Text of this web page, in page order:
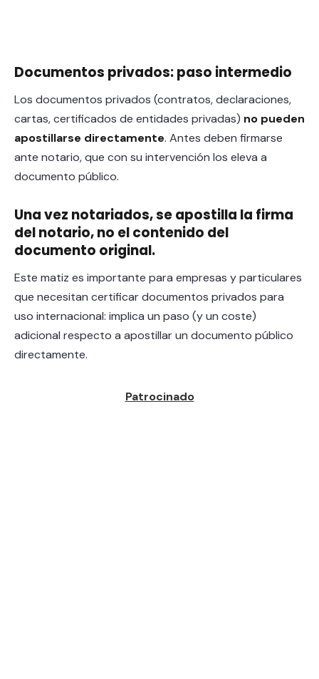
Documentos privados: paso intermedio
Los documentos privados (contratos, declaraciones,
cartas, certificados de entidades privadas) no pueden
apostillarse directamente. Antes deben firmarse
ante notario, que con su intervención los eleva a
documento público.
Una vez notariados, se apostilla la firma
del notario, no el contenido del
documento original.
Este matiz es importante para empresas y particulares
que necesitan certificar documentos privados para
uso internacional: implica un paso (y un coste)
adicional respecto a apostillar un documento público
directamente.